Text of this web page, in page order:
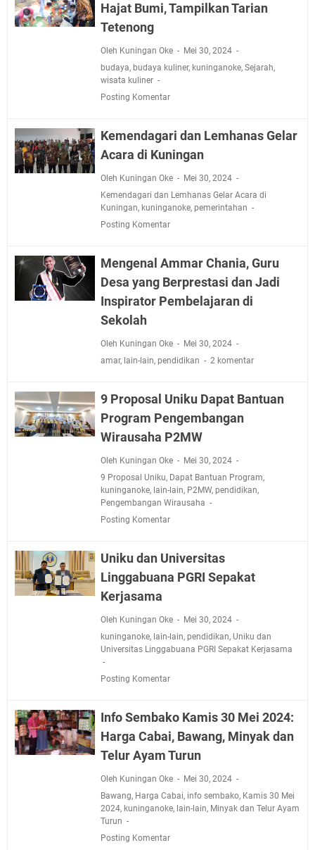
Hajat Bumi, Tampilkan Tarian
Tetenong
Oleh Kuningan Oke
Mei 30, 2024
budaya, budaya kuliner, kuninganoke, Sejarah,
wisata kuliner
Posting Komentar
Kemendagari dan Lemhanas Gelar
Acara di Kuningan
Oleh Kuningan Oke
Mei 30, 2024
Kemendagari dan Lemhanas Gelar Acara di
Kuningan, kuninganoke, pemerintahan
Posting Komentar
Mengenal Ammar Chania, Guru
Desa yang Berprestasi dan Jadi
Inspirator Pembelajaran di
Sekolah
Oleh Kuningan Oke
Mei 30, 2024
amar, lain-lain, pendidikan 2 komentar
9 Proposal Uniku Dapat Bantuan
Program Pengembangan
Wirausaha P2MW
Oleh Kuningan Oke
Mei 30, 2024
9 Proposal Uniku, Dapat Bantuan Program,
kuninganoke, lain-lain, P2MW, pendidikan,
Pengembangan Wirausaha
Posting Komentar
Uniku dan Universitas
Linggabuana PGRI Sepakat
Kerjasama
Oleh Kuningan Oke
Mei 30, 2024
kuninganoke, lain-lain, pendidikan, Uniku dan
Universitas Linggabuana PGRI Sepakat Kerjasama
Posting Komentar
Info Sembako Kamis 30 Mei 2024:
Harga Cabai, Bawang, Minyak dan
Telur Ayam Turun
Oleh Kuningan Oke
Mei 30, 2024
Bawang, Harga Cabai, info sembako, Kamis 30 Mei
2024, kuninganoke, lain-lain, Minyak dan Telur Ayam
Turun
Posting Komentar